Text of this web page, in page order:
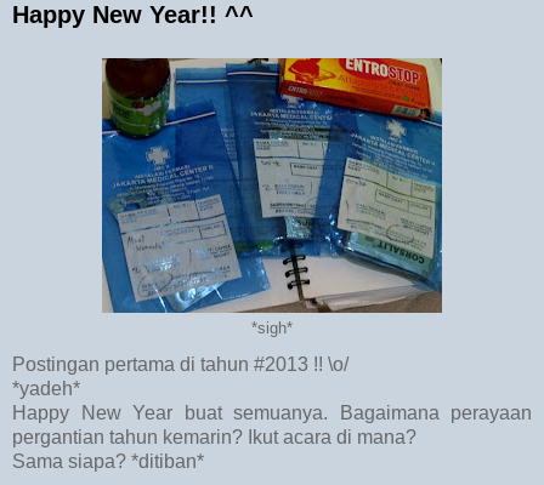
Happy New Year!! ^^
*sigh*
Postingan pertama di tahun #2013 !! \o/
*yadeh*
Happy New Year buat semuanya. Bagaimana perayaan
pergantian tahun kemarin? Ikut acara di mana?
Sama siapa? *ditiban*